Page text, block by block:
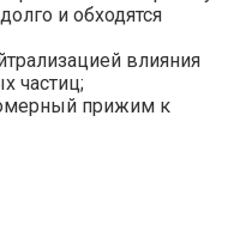
и обходятся
влияния
частиц;
прижим к